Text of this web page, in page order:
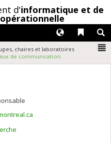
d'informatique et de
Liens
Langues
chaires et laboratoires
de communication